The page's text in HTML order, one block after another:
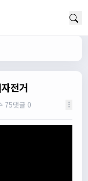
전거
75댓글 0